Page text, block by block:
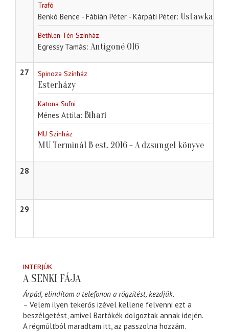
Trafó
Benkó Bence - Fábián Péter - Kárpáti Péter Ustawka
Bethlen Téri Színház
Egressy Tamás Antigoné 016
27 Spinoza Színház
Esterházy
Katona Sufni
Ménes Attila Bihari
MU Színház
MU Terminál B est, 2016 - A dzsungel könyve
28
29
INTERJÚK
A SENKI FÁJA
Árpád, elindítom a telefonon a rögzítést, kezdjük.
– Velem ilyen tekerős izével kellene felvenni ezt a
beszélgetést, amivel Bartókék dolgoztak annak idején.
A régmúltból maradtam itt, az passzolna hozzám.